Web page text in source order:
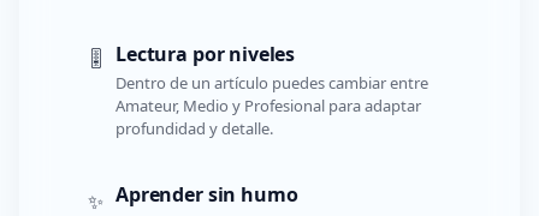
🎚️ Lectura por niveles
Dentro de un artículo puedes cambiar entre
Amateur, Medio y Profesional para adaptar
profundidad y detalle.
✨ Aprender sin humo